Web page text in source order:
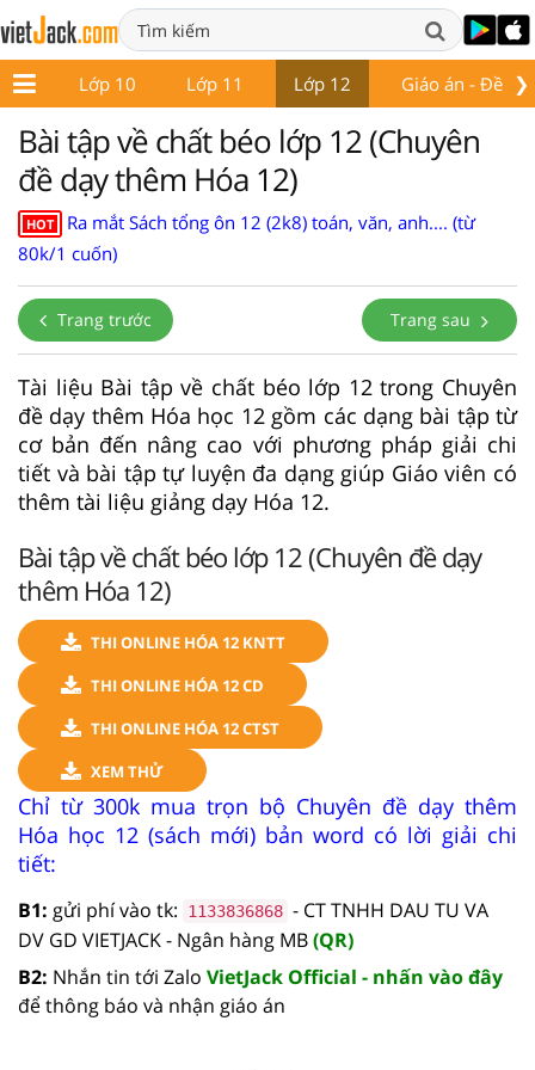
❯
9 Lớp 10 Lớp 11 Lớp 12 Giáo án - Đề thi
Bài tập về chất béo lớp 12 (Chuyên
đề dạy thêm Hóa 12)
HOT
Ra mắt Sách tổng ôn 12 (2k8) toán, văn, anh.... (từ
80k/1 cuốn)
Trang trước Trang sau
Tài liệu Bài tập về chất béo lớp 12 trong Chuyên
đề dạy thêm Hóa học 12 gồm các dạng bài tập từ
cơ bản đến nâng cao với phương pháp giải chi
tiết và bài tập tự luyện đa dạng giúp Giáo viên có
thêm tài liệu giảng dạy Hóa 12.
Bài tập về chất béo lớp 12 (Chuyên đề dạy
thêm Hóa 12)
THI ONLINE HÓA 12 KNTT
THI ONLINE HÓA 12 CD
THI ONLINE HÓA 12 CTST
XEM THỬ
Chỉ từ 300k mua trọn bộ Chuyên đề dạy thêm
Hóa học 12 (sách mới) bản word có lời giải chi
tiết:
B1: gửi phí vào tk: 1133836868 - CT TNHH DAU TU VA
DV GD VIETJACK - Ngân hàng MB(QR)
B2: Nhắn tin tới Zalo VietJack Official - nhấn vào đây
để thông báo và nhận giáo án